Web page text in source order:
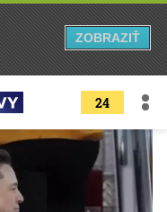
24
ZOBRAZIŤ